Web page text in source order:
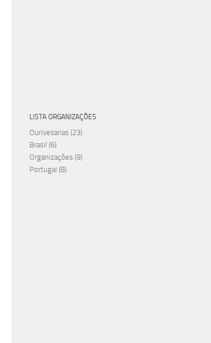
LISTA ORGANIZAÇÕES
Ourivesarias (23)
Brasil (6)
Organizações (9)
Portugal (8)